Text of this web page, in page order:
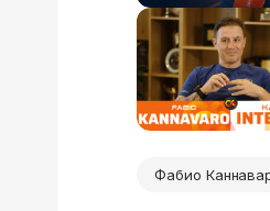
Фабио